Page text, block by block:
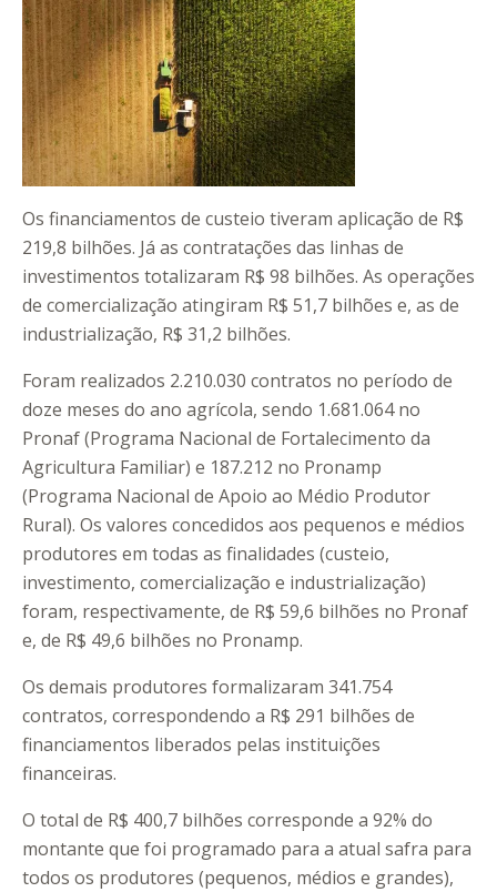
Os financiamentos de custeio tiveram aplicação de R$
219,8 bilhões. Já as contratações das linhas de
investimentos totalizaram R$ 98 bilhões. As operações
de comercialização atingiram R$ 51,7 bilhões e, as de
industrialização, R$ 31,2 bilhões.
Foram realizados 2.210.030 contratos no período de
doze meses do ano agrícola, sendo 1.681.064 no
Pronaf (Programa Nacional de Fortalecimento da
Agricultura Familiar) e 187.212 no Pronamp
(Programa Nacional de Apoio ao Médio Produtor
Rural). Os valores concedidos aos pequenos e médios
produtores em todas as finalidades (custeio,
investimento, comercialização e industrialização)
foram, respectivamente, de R$ 59,6 bilhões no Pronaf
e, de R$ 49,6 bilhões no Pronamp.
Os demais produtores formalizaram 341.754
contratos, correspondendo a R$ 291 bilhões de
financiamentos liberados pelas instituições
financeiras.
O total de R$ 400,7 bilhões corresponde a 92% do
montante que foi programado para a atual safra para
todos os produtores (pequenos, médios e grandes),